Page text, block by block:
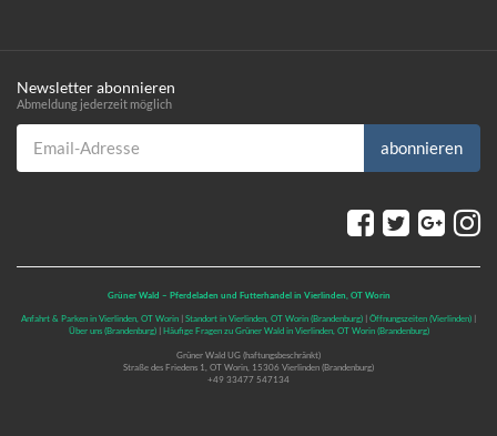
Newsletter abonnieren
Abmeldung jederzeit möglich
Email-Adresse
abonnieren
Grüner Wald – Pferdeladen und Futterhandel in Vierlinden, OT Worin
Anfahrt & Parken in Vierlinden, OT Worin | Standort in Vierlinden, OT Worin (Brandenburg) | Öffnungszeiten (Vierlinden) |
Über uns (Brandenburg) | Häufige Fragen zu Grüner Wald in Vierlinden, OT Worin (Brandenburg)
Grüner Wald UG (haftungsbeschränkt)
Straße des Friedens 1, OT Worin, 15306 Vierlinden (Brandenburg)
+49 33477 547134